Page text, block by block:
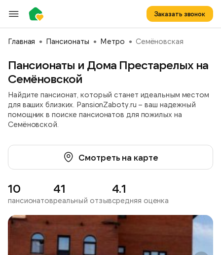
Заказать звонок
Главная Пансионаты Метро Семёновская
Пансионаты и Дома Престарелых на
Семёновской
Найдите пансионат, который станет идеальным местом
для ваших близких. PansionZaboty.ru – ваш надежный
помощник в поиске пансионатов для пожилых на
Семёновской.
Смотреть на карте
10
пансионатов
41
реальный отзыв
4.1
средняя оценка